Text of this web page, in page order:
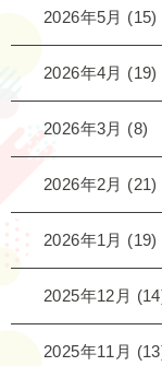
2026年5月 (15)
2026年4月 (19)
2026年3月 (8)
2026年2月 (21)
2026年1月 (19)
2025年12月
2025年11月